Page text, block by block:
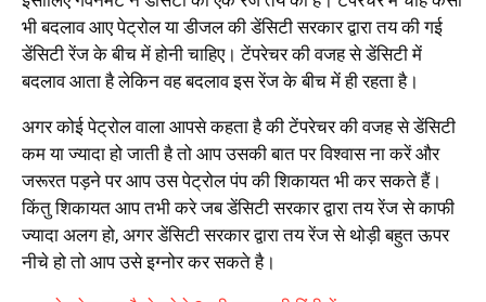
भी बदलाव आए पेट्रोल या डीजल की डेंसिटी सरकार द्वारा तय की गई
डेंसिटी रेंज के बीच में होनी चाहिए। टेंपरेचर की वजह से डेंसिटी में
बदलाव आता है लेकिन वह बदलाव इस रेंज के बीच में ही रहता है।
अगर कोई पेट्रोल वाला आपसे कहता है की टेंपरेचर की वजह से डेंसिटी
कम या ज्यादा हो जाती है तो आप उसकी बात पर विश्वास ना करें और
जरूरत पड़ने पर आप उस पेट्रोल पंप की शिकायत भी कर सकते हैं।
किंतु शिकायत आप तभी करे जब डेंसिटी सरकार द्वारा तय रेंज से काफी
ज्यादा अलग हो, अगर डेंसिटी सरकार द्वारा तय रेंज से थोड़ी बहुत ऊपर
नीचे हो तो आप उसे इग्नोर कर सकते है।